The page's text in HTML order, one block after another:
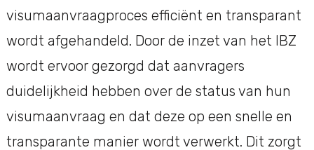
visumaanvraagproces efficiënt en transparant
wordt afgehandeld. Door de inzet van het IBZ
wordt ervoor gezorgd dat aanvragers
duidelijkheid hebben over de status van hun
visumaanvraag en dat deze op een snelle en
transparante manier wordt verwerkt. Dit zorgt